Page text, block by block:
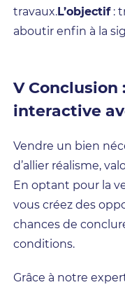
travaux.L’objectif:
aboutir enfin à la
V Conclusion
interactive
Vendre un bien
d’allier réalisme,
En optant pour la
vous créez des
chances de
conditions.
Grâce à notre